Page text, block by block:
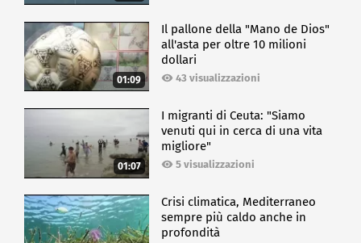
01:09
Il pallone della "Mano de Dios"
all'asta per oltre 10 milioni
dollari
43 visualizzazioni
01:07
I migranti di Ceuta: "Siamo
venuti qui in cerca di una vita
migliore"
5 visualizzazioni
Crisi climatica, Mediterraneo
sempre più caldo anche in
profondità